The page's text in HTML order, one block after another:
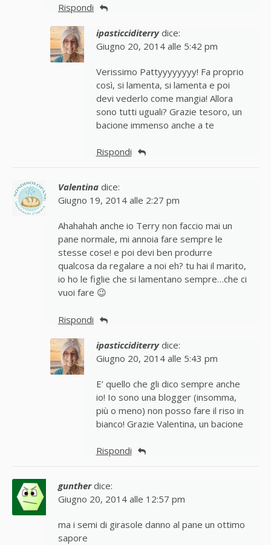
Rispondi
ipasticciditerry dice:
Giugno 20, 2014 alle 5:42 pm
Verissimo Pattyyyyyyyy! Fa proprio
così, si lamenta, si lamenta e poi
devi vederlo come mangia! Allora
sono tutti uguali? Grazie tesoro, un
bacione immenso anche a te
Rispondi
Valentina dice:
Giugno 19, 2014 alle 2:27 pm
Ahahahah anche io Terry non faccio mai un
pane normale, mi annoia fare sempre le
stesse cose! e poi devi ben produrre
qualcosa da regalare a noi eh? tu hai il marito,
io ho le figlie che si lamentano sempre…che ci
vuoi fare 😉
Rispondi
ipasticciditerry dice:
Giugno 20, 2014 alle 5:43 pm
E’ quello che gli dico sempre anche
io! Io sono una blogger (insomma,
più o meno) non posso fare il riso in
bianco! Grazie Valentina, un bacione
Rispondi
gunther dice:
Giugno 20, 2014 alle 12:57 pm
ma i semi di girasole danno al pane un ottimo
sapore